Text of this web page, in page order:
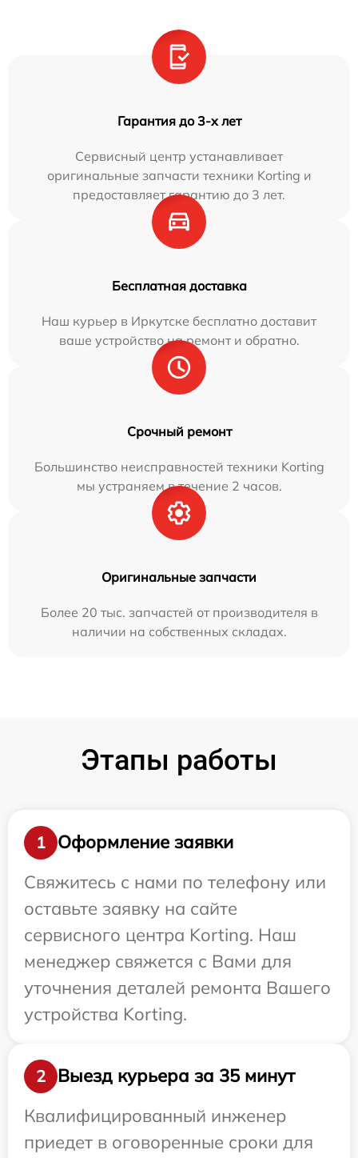
Гарантия до 3-х лет
Сервисный центр устанавливает
оригинальные запчасти техники Korting и
предоставляет гарантию до 3 лет.
Бесплатная доставка
Наш курьер в Иркутске бесплатно доставит
ваше устройство на ремонт и обратно.
Срочный ремонт
Большинство неисправностей техники Korting
мы устраняем в течение 2 часов.
Оригинальные запчасти
Более 20 тыс. запчастей от производителя в
наличии на собственных складах.
Этапы работы
1
Оформление заявки
Свяжитесь с нами по телефону или
оставьте заявку на сайте
сервисного центра Korting. Наш
менеджер свяжется с Вами для
уточнения деталей ремонта Вашего
устройства Korting.
2
Выезд курьера за 35 минут
Квалифицированный инженер
приедет в оговоренные сроки для